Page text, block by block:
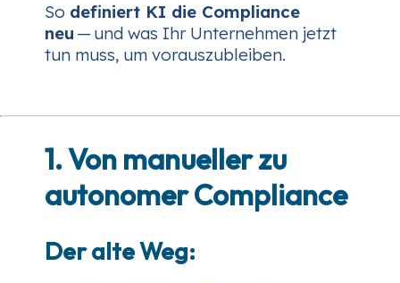
So definiert KI die Compliance
neu — und was Ihr Unternehmen jetzt
tun muss, um vorauszubleiben.
1. Von manueller zu
autonomer Compliance
Der alte Weg: